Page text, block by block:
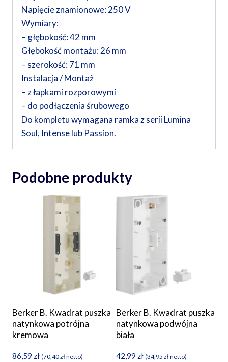
Napięcie znamionowe: 250 V
Wymiary:
– głębokość: 42 mm
Głębokość montażu: 26 mm
– szerokość: 71 mm
Instalacja / Montaż
– z łapkami rozporowymi
– do podłączenia śrubowego
Do kompletu wymagana ramka z serii Lumina
Soul, Intense lub Passion.
Podobne produkty
Berker B. Kwadrat puszka
natynkowa potrójna
kremowa
86,59 zł (70,40złnetto)
Berker B. Kwadrat puszka
natynkowa podwójna
biała
42,99 zł (34,95 złnetto)